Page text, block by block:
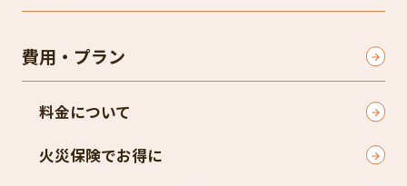
費用・プラン
料金について
火災保険でお得に